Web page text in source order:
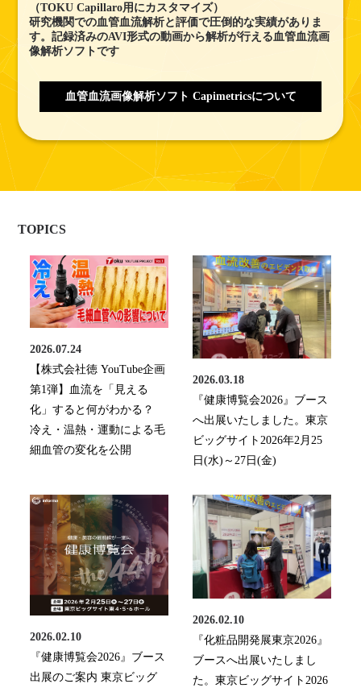
（TOKU Capillaro用にカスタマイズ）
研究機関での血管血流解析と評価で圧倒的な実績がありま
す。記録済みのAVI形式の動画から解析が行える血管血流画
像解析ソフトです
血管血流画像解析ソフト Capimetricsについて
TOPICS
2026.07.24
【株式会社徳 YouTube企画
第1弾】血流を「見える
化」すると何がわかる？
冷え・温熱・運動による毛
細血管の変化を公開
2026.03.18
『健康博覧会2026』ブース
へ出展いたしました。東京
ビッグサイト2026年2月25
日(水)～27日(金)
2026.02.10
『健康博覧会2026』ブース
出展のご案内 東京ビッグ
2026.02.10
『化粧品開発展東京2026』
ブースへ出展いたしまし
た。東京ビッグサイト2026